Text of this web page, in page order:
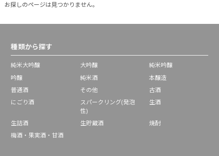
お探しのページは見つかりません。
種類から探す
純米大吟醸 大吟醸
純米吟醸
吟醸
純米酒
本醸造
普通酒
その他
古酒
にごり酒
スパークリング(発泡
性)
生酒
生詰酒 生貯蔵酒
焼酎
梅酒・果実酒・甘酒